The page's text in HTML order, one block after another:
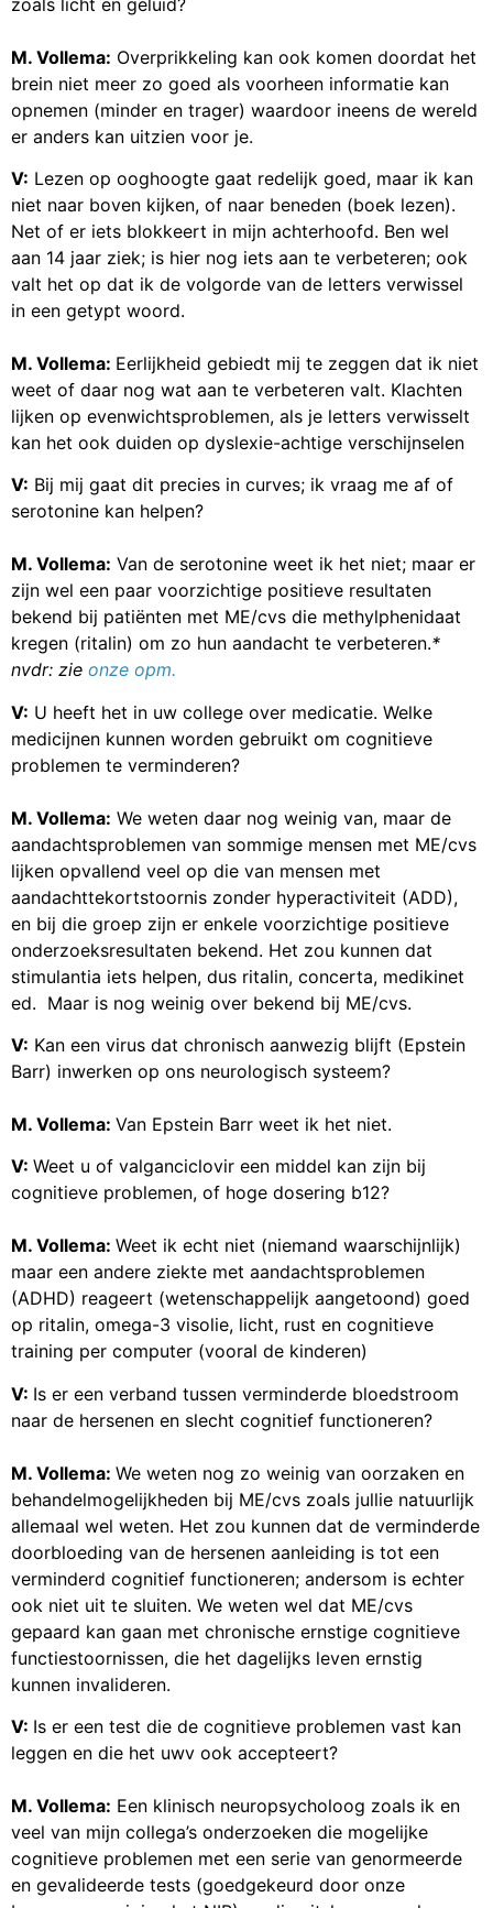
M. Vollema: Overprikkeling kan ook komen doordat het
brein niet meer zo goed als voorheen informatie kan
opnemen (minder en trager) waardoor ineens de wereld
er anders kan uitzien voor je.
V: Lezen op ooghoogte gaat redelijk goed, maar ik kan
niet naar boven kijken, of naar beneden (boek lezen).
Net of er iets blokkeert in mijn achterhoofd. Ben wel
aan 14 jaar ziek; is hier nog iets aan te verbeteren; ook
valt het op dat ik de volgorde van de letters verwissel
in een getypt woord.
M. Vollema: Eerlijkheid gebiedt mij te zeggen dat ik niet
weet of daar nog wat aan te verbeteren valt. Klachten
lijken op evenwichtsproblemen, als je letters verwisselt
kan het ook duiden op dyslexie-achtige verschijnselen
V: Bij mij gaat dit precies in curves; ik vraag me af of
serotonine kan helpen?
M. Vollema: Van de serotonine weet ik het niet; maar er
zijn wel een paar voorzichtige positieve resultaten
bekend bij patiënten met ME/cvs die methylphenidaat
kregen (ritalin) om zo hun aandacht te verbeteren.*
nvdr: zie onze opm.
V: U heeft het in uw college over medicatie. Welke
medicijnen kunnen worden gebruikt om cognitieve
problemen te verminderen?
M. Vollema: We weten daar nog weinig van, maar de
aandachtsproblemen van sommige mensen met ME/cvs
lijken opvallend veel op die van mensen met
aandachttekortstoornis zonder hyperactiviteit (ADD),
en bij die groep zijn er enkele voorzichtige positieve
onderzoeksresultaten bekend. Het zou kunnen dat
stimulantia iets helpen, dus ritalin, concerta, medikinet
ed. Maar is nog weinig over bekend bij ME/cvs.
V: Kan een virus dat chronisch aanwezig blijft (Epstein
Barr) inwerken op ons neurologisch systeem?
M. Vollema: Van Epstein Barr weet ik het niet.
V: Weet u of valganciclovir een middel kan zijn bij
cognitieve problemen, of hoge dosering b12?
M. Vollema: Weet ik echt niet (niemand waarschijnlijk)
maar een andere ziekte met aandachtsproblemen
(ADHD) reageert (wetenschappelijk aangetoond) goed
op ritalin, omega-3 visolie, licht, rust en cognitieve
training per computer (vooral de kinderen)
V: Is er een verband tussen verminderde bloedstroom
naar de hersenen en slecht cognitief functioneren?
M. Vollema: We weten nog zo weinig van oorzaken en
behandelmogelijkheden bij ME/cvs zoals jullie natuurlijk
allemaal wel weten. Het zou kunnen dat de verminderde
doorbloeding van de hersenen aanleiding is tot een
verminderd cognitief functioneren; andersom is echter
ook niet uit te sluiten. We weten wel dat ME/cvs
gepaard kan gaan met chronische ernstige cognitieve
functiestoornissen, die het dagelijks leven ernstig
kunnen invalideren.
V: Is er een test die de cognitieve problemen vast kan
leggen en die het uwv ook accepteert?
M. Vollema: Een klinisch neuropsycholoog zoals ik en
veel van mijn collega’s onderzoeken die mogelijke
cognitieve problemen met een serie van genormeerde
en gevalideerde tests (goedgekeurd door onze